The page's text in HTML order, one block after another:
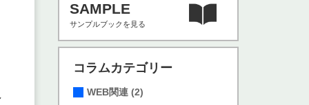
SAMPLE
サンプルブックを見る
コラムカテゴリー
WEB関連 (2)